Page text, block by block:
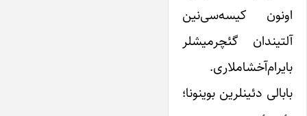
اونون کیسه‌سی‌نین
آلتیندان گئچرمیشلر
بایرام‌آخشاملاری.
بابالی دئینلرین بوینونا؛